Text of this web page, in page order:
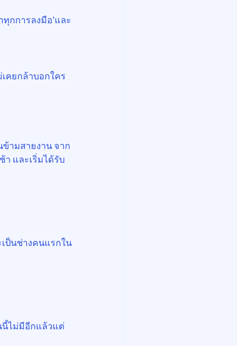
กการลงมือ’และ
คยกล้าบอกใคร
ามสายงาน จาก
า และเริ่มได้รับ
ป็นช่างคนแรกใน
นี้ไม่มีอีกแล้วแต่